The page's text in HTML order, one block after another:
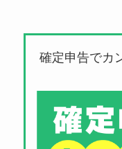
確定申告でカ